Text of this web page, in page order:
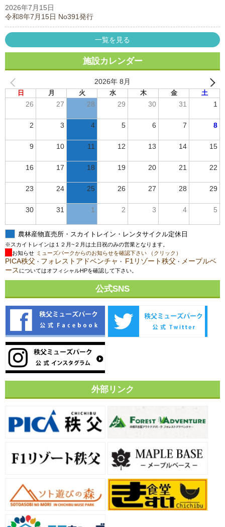
2026年7月15日
令和8年7月15日 No391発行
一覧を見る
施設カレンダー
2026年 8月
日 月 火 水 木 金 土
26 27 28 29 30 31 1
2 3 4 5 6 7 8
9 10 11 12 13 14 15
16 17 18 19 20 21 22
23 24 25 26 27 28 29
30 31 1 2 3 4 5
農林産物直売所・スカイトレイン・レンタサイクル定休日
※スカイトレインは１２月~２月は土日祝のみの営業となります。
お知らせ ミューズパークからのお知らせを確認下さい （クリック）
PICA秩父 ・ フォレストアドベンチャ ・ F1リゾート秩父 ・ メープルベ
ース についてはオフィシャルHPを確認して下さい。
公式SNS
外部リンク